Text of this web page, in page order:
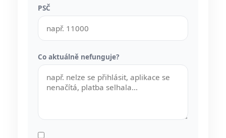
PSČ
Co aktuálně nefunguje?